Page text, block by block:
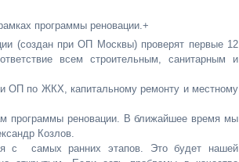
программы реновации.+
(создан при ОП Москвы) проверят первые 12
всем строительным, санитарным и
ОП по ЖКХ, капитальному ремонту и местному
программы реновации. В ближайшее время мы
Козлов.
с самых ранних этапов. Это будет нашей